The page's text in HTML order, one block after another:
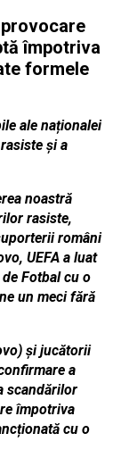
împotriva
formele
ale naționalei
și a
noastră
rasiste,
români
UEFA a luat
Fotbal cu o
un meci fără
și jucătorii
a
scandărilor
împotriva
cu o